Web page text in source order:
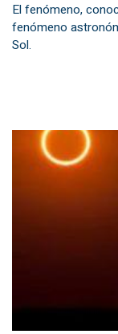
El fenómeno,
fenómeno
Sol.